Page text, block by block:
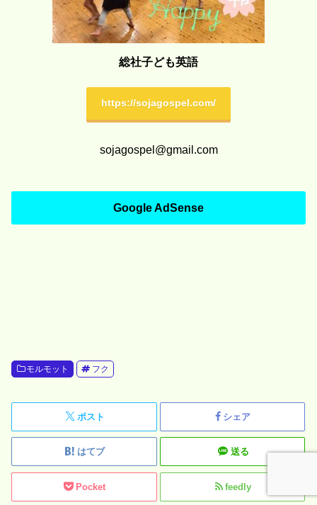
総社子ども英語
https://sojagospel.com/
sojagospel@gmail.com
Google AdSense
モルモット フク
ポスト シェア
はてブ 送る
Pocket feedly